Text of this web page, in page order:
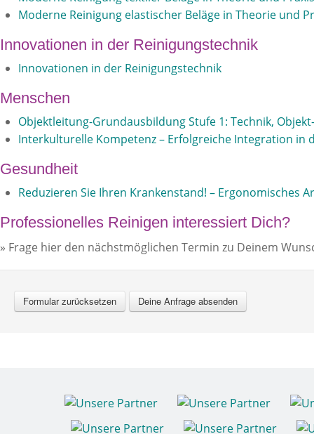
Moderne Reinigung elastischer Beläge in Theorie und
Innovationen in der Reinigungstechnik
Innovationen in der Reinigungstechnik
Menschen
Objektleitung-Grundausbildung Stufe 1: Technik,
Interkulturelle Kompetenz – Erfolgreiche Integration in
Gesundheit
Reduzieren Sie Ihren Krankenstand! – Ergonomisches
Professionelles Reinigen interessiert Dich?
» Frage hier den nächstmöglichen Termin zu Deinem
Formular zurücksetzen Deine Anfrage absenden